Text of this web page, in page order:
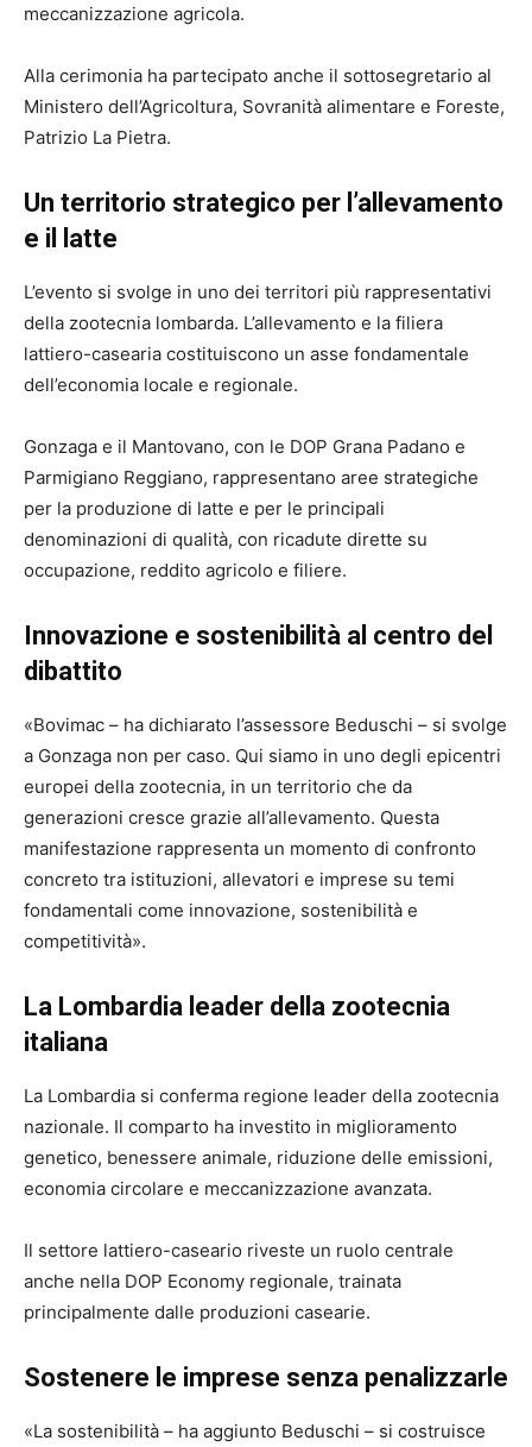
meccanizzazione agricola.
Alla cerimonia ha partecipato anche il sottosegretario al
Ministero dell’Agricoltura, Sovranità alimentare e Foreste,
Patrizio La Pietra.
Un territorio strategico per l’allevamento
e il latte
L’evento si svolge in uno dei territori più rappresentativi
della zootecnia lombarda. L’allevamento e la filiera
lattiero-casearia costituiscono un asse fondamentale
dell’economia locale e regionale.
Gonzaga e il Mantovano, con le DOP Grana Padano e
Parmigiano Reggiano, rappresentano aree strategiche
per la produzione di latte e per le principali
denominazioni di qualità, con ricadute dirette su
occupazione, reddito agricolo e filiere.
Innovazione e sostenibilità al centro del
dibattito
«Bovimac – ha dichiarato l’assessore Beduschi – si svolge
a Gonzaga non per caso. Qui siamo in uno degli epicentri
europei della zootecnia, in un territorio che da
generazioni cresce grazie all’allevamento. Questa
manifestazione rappresenta un momento di confronto
concreto tra istituzioni, allevatori e imprese su temi
fondamentali come innovazione, sostenibilità e
competitività».
La Lombardia leader della zootecnia
italiana
La Lombardia si conferma regione leader della zootecnia
nazionale. Il comparto ha investito in miglioramento
genetico, benessere animale, riduzione delle emissioni,
economia circolare e meccanizzazione avanzata.
Il settore lattiero-caseario riveste un ruolo centrale
anche nella DOP Economy regionale, trainata
principalmente dalle produzioni casearie.
Sostenere le imprese senza penalizzarle
«La sostenibilità – ha aggiunto Beduschi – si costruisce